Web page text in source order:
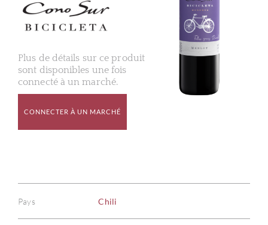
Plus de détails sur ce produit
sont disponibles une fois
connecté à un marché.
CONNECTER À UN MARCHÉ
Pays Chili